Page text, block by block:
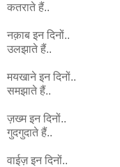
कतराते हैं..
नक़ाब इन दिनों..
उलझाते हैं..
मयखाने इन दिनों..
समझाते हैं..
ज़ख्म इन दिनों..
गुदगुदाते हैं..
वाईज़ इन दिनों..